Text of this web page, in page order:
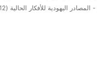
اليهودية للأفكار الحالية (12)